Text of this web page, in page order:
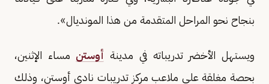
بنجاح نحو المراحل المتقدمة من هذا المونديال».
ويستهل الأخضر تدريباته في مدينة أوستن مساء الإثنين،
بحصة مغلقة على ملاعب مركز تدريبات نادي أوستن، وذلك